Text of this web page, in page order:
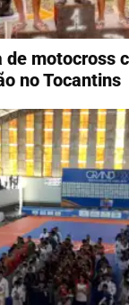
de motocross
no Tocantins